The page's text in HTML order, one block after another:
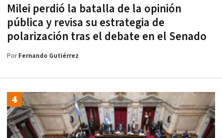
Milei perdió la batalla de la opinión
pública y revisa su estrategia de
polarización tras el debate en el Senado
PorFernando Gutiérrez